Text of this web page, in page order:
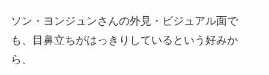
ソン・ヨンジュンさんの外見・ビジュアル面で
も、目鼻立ちがはっきりしているという好みか
ら、